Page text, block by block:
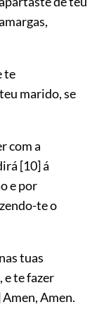
te
marido, se
com a
[10]á
e por
te o
tuas
e te fazer
Amen, Amen.